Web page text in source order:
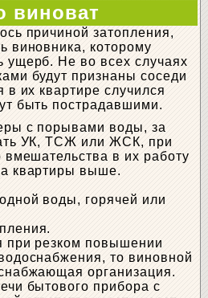
виноват
причиной затопления,
виновника, которому
ущерб. Не во всех случаях
будут признаны соседи
в их квартире случился
быть пострадавшими.
с порывами воды, за
УК, ТСЖ или ЖСК, при
в их работу
квартиры выше.
воды, горячей или
при резком повышении
то виновной
организация.
бытового прибора с